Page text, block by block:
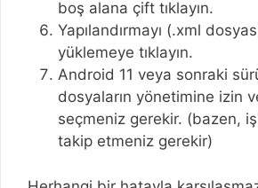
boş alana çift tıklayın.
Yapılandırmayı (.xml
yüklemeye tıklayın.
Android 11 veya sonraki
dosyaların yönetimine izin
seçmeniz gerekir. (bazen,
takip etmeniz gerekir)